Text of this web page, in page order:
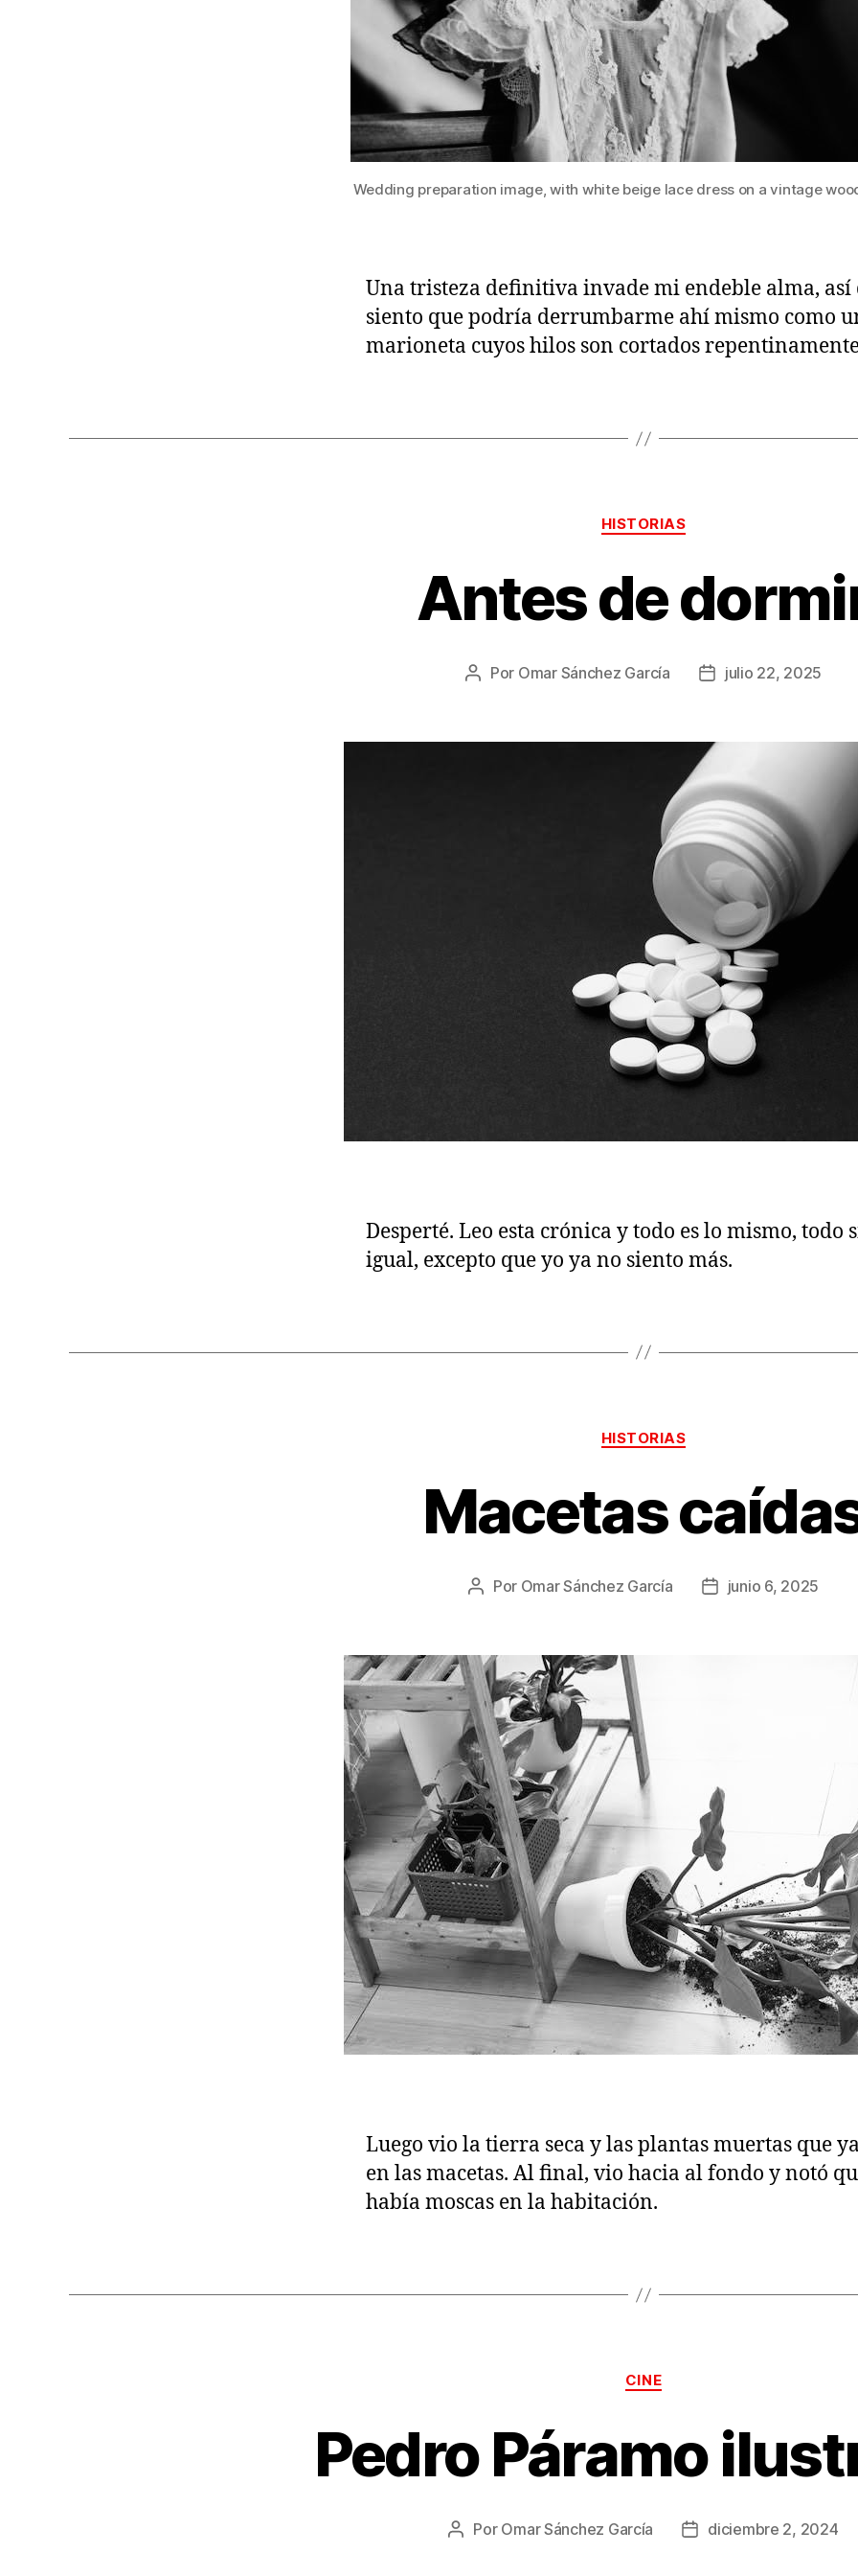
Wedding preparation image, with white beige lace dress on a vintage
Una tristeza definitiva invade mi endeble alma, así
siento que podría derrumbarme ahí mismo como
marioneta cuyos hilos son cortados
Categorías
HISTORIAS
Antes de
Autor
publicación
Por Omar Sánchez García
Fecha
publicación
julio 22, 2025
Desperté. Leo esta crónica y todo es lo mismo, todo
igual, excepto que yo ya no siento más.
Categorías
HISTORIAS
Macetas
Autor
publicación
Por Omar Sánchez García
Fechajunio 6, 2025
Luego vio la tierra seca y las plantas muertas que
en las macetas. Al final, vio hacia al fondo y notó
había moscas en la habitación.
Categorías
CINE
Pedro Páramo
Autor
Por Omar Sánchez García
Fechadiciembre 2, 2024